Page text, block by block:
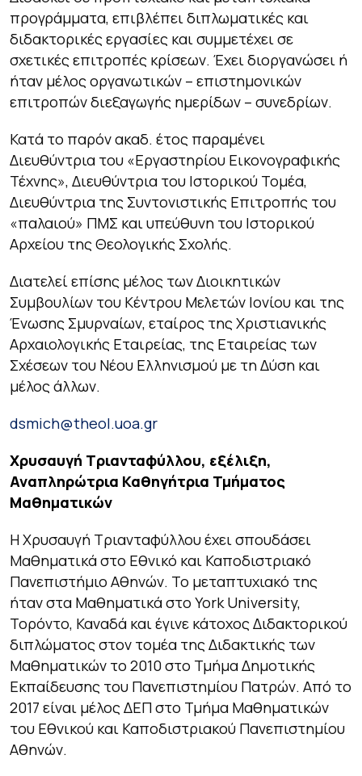
προγράμματα, επιβλέπει διπλωματικές και
διδακτορικές εργασίες και συμμετέχει σε
σχετικές επιτροπές κρίσεων. Έχει διοργανώσει ή
ήταν μέλος οργανωτικών – επιστημονικών
επιτροπών διεξαγωγής ημερίδων – συνεδρίων.
Κατά το παρόν ακαδ. έτος παραμένει
Διευθύντρια του «Εργαστηρίου Εικονογραφικής
Τέχνης», Διευθύντρια του Ιστορικού Τομέα,
Διευθύντρια της Συντονιστικής Επιτροπής του
«παλαιού» ΠΜΣ και υπεύθυνη του Ιστορικού
Αρχείου της Θεολογικής Σχολής.
Διατελεί επίσης μέλος των Διοικητικών
Συμβουλίων του Κέντρου Μελετών Ιονίου και της
Ένωσης Σμυρναίων, εταίρος τηςΧριστιανικής
Αρχαιολογικής Εταιρείας, της Εταιρείας των
Σχέσεων του Νέου Ελληνισμού με τη Δύση και
μέλος άλλων.
dsmich@theol.uoa.gr
Χρυσαυγή Τριανταφύλλου, εξέλιξη,
Αναπληρώτρια Καθηγήτρια Τμήματος
Μαθηματικών
Η Χρυσαυγή Τριανταφύλλου έχει σπουδάσει
Μαθηματικά στο Εθνικό και Καποδιστριακό
Πανεπιστήμιο Αθηνών. Το μεταπτυχιακό της
ήταν στα Μαθηματικά στο York University,
Τορόντο, Καναδά και έγινε κάτοχος Διδακτορικού
διπλώματος στον τομέα της Διδακτικής των
Μαθηματικών το 2010 στο Τμήμα Δημοτικής
Εκπαίδευσης του Πανεπιστημίου Πατρών. Από το
2017 είναι μέλος ΔΕΠ στο Τμήμα Μαθηματικών
του Εθνικού και Καποδιστριακού Πανεπιστημίου
Αθηνών.